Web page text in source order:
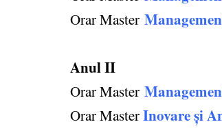
Orar Master
Anul II
Orar Master
Orar MasterInovare și